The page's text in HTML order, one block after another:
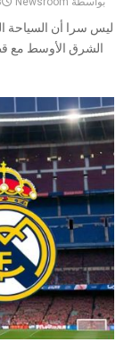
ليس سرا أن السياحة
الشرق الأوسط مع